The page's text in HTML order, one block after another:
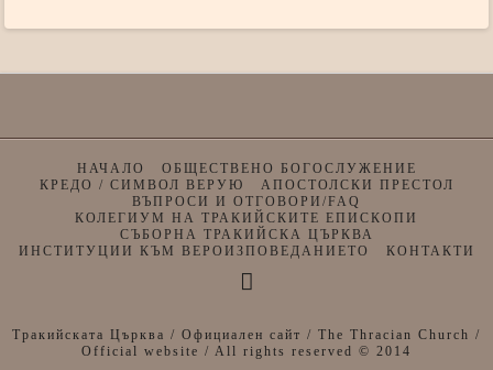
НАЧАЛО
ОБЩЕСТВЕНО БОГОСЛУЖЕНИЕ
КРЕДО / СИМВОЛ ВЕРУЮ
АПОСТОЛСКИ ПРЕСТОЛ
ВЪПРОСИ И ОТГОВОРИ/FAQ
КОЛЕГИУМ НА ТРАКИЙСКИТЕ ЕПИСКОПИ
СЪБОРНА ТРАКИЙСКА ЦЪРКВА
ИНСТИТУЦИИ КЪМ ВЕРОИЗПОВЕДАНИЕТО
КОНТАКТИ
Тракийската Църква / Официален сайт / The Thracian Church /
Official website / All rights reserved © 2014